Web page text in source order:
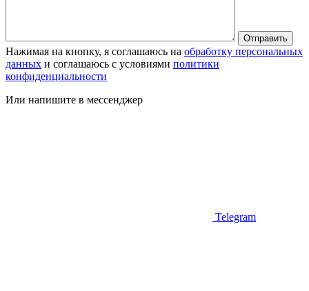
Нажимая на кнопку, я соглашаюсь на обработку персональных
данных и соглашаюсь с условиями политики
конфиденциальности
Или напишите в мессенджер
Telegram